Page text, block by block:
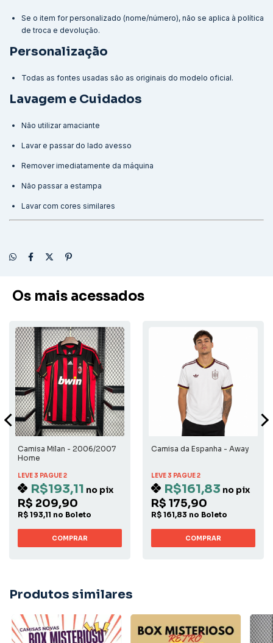
Se o item for personalizado (nome/número), não se aplica à política
de troca e devolução.
Personalização
Todas as fontes usadas são as originais do modelo oficial.
Lavagem e Cuidados
Não utilizar amaciante
Lavar e passar do lado avesso
Remover imediatamente da máquina
Não passar a estampa
Lavar com cores similares
Os mais acessados
Camisa Milan - 2006/2007
Home
LEVE 3 PAGUE 2
R$193,11 no pix
R$ 209,90
R$ 193,11 no Boleto
COMPRAR
Camisa da Espanha - Away
LEVE 3 PAGUE 2
R$161,83 no pix
R$ 175,90
R$ 161,83 no Boleto
COMPRAR
Produtos similares